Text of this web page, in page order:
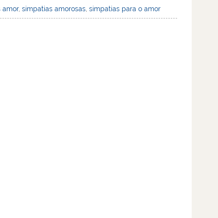
amor,simpatias amorosas,simpatias para o amor